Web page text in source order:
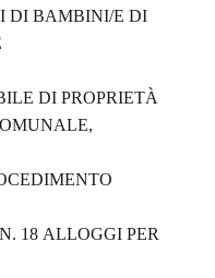
DI BAMBINI/E DI
DI PROPRIETÀ
N. 18 ALLOGGI PER